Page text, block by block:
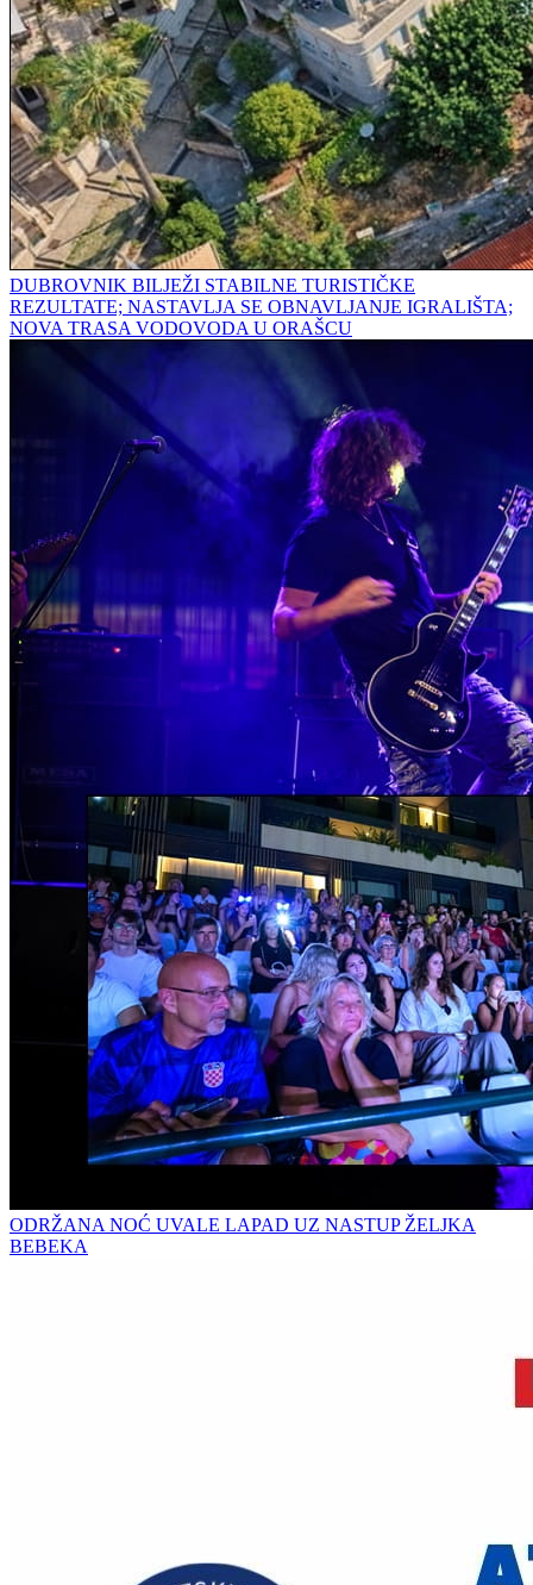
DUBROVNIK BILJEŽI STABILNE TURISTIČKE
REZULTATE; NASTAVLJA SE OBNAVLJANJE IGRALIŠTA;
NOVA TRASA VODOVODA U ORAŠCU
ODRŽANA NOĆ UVALE LAPAD UZ NASTUP ŽELJKA
BEBEKA